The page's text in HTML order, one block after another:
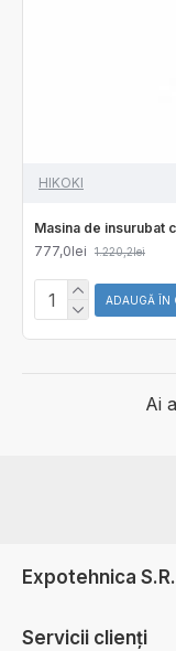
HIKOKI
Masina de insurubat
777,0lei
1.220,2lei
ADAUGĂ ÎN
Ai
Expotehnica
Servicii clienți